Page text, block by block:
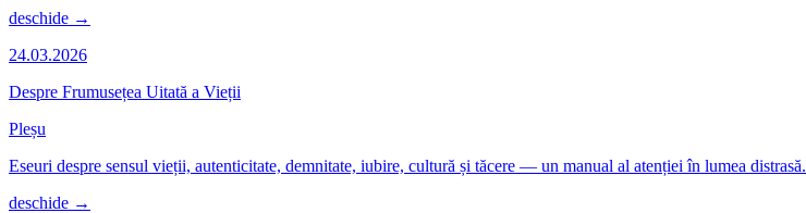
deschide →
24.03.2026
Despre Frumusețea Uitată a Vieții
Pleșu
Eseuri despre sensul vieții, autenticitate, demnitate, iubire, cultură și tăcere — un manual al atenției în lumea distrasă.
deschide →